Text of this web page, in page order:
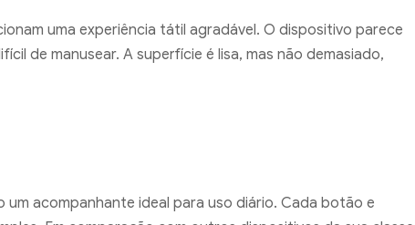
uma experiência tátil agradável. O dispositivo parece
de manusear. A superfície é lisa, mas não demasiado,
acompanhante ideal para uso diário. Cada botão e